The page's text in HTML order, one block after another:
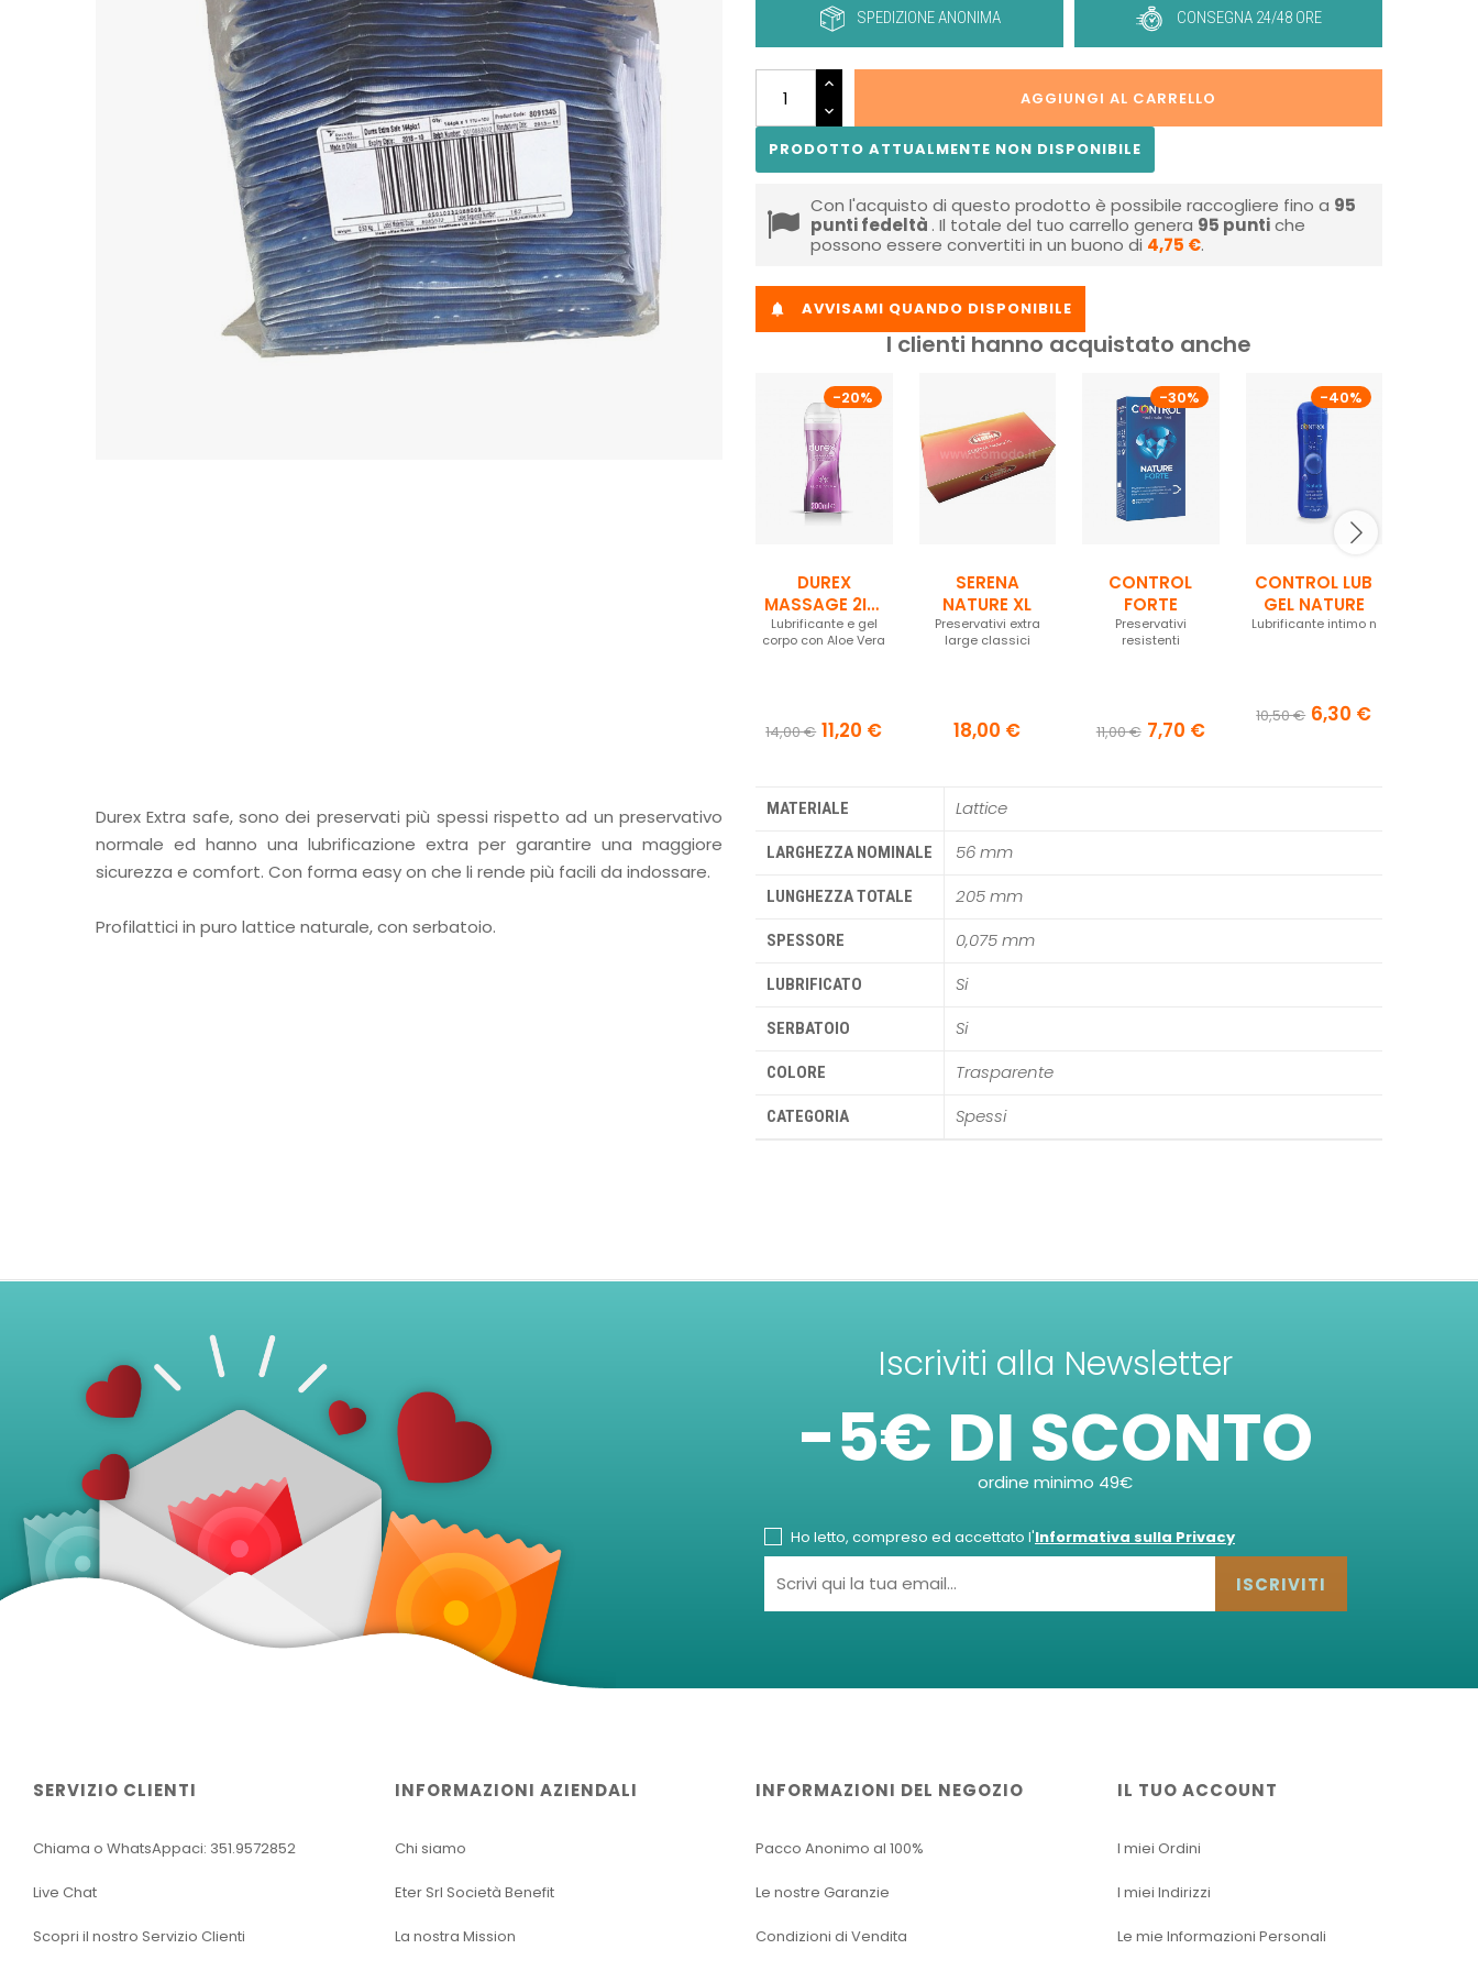
SPEDIZIONE ANONIMA CONSEGNA 24/48 ORE
AGGIUNGI AL CARRELLO
PRODOTTO ATTUALMENTE NON DISPONIBILE
Con l'acquisto di questo prodotto è possibile raccogliere fino a 95
punti fedeltà . Il totale del tuo carrello genera 95 puntiche
possono essere convertiti in un buono di 4,75 €.
 AVVISAMI QUANDO DISPONIBILE
I clienti hanno acquistato anche
-20%
DUREX
MASSAGE 2IN1
- ALOE VERA
Lubrificante e gel
corpo con Aloe Vera
14,00 € 11,20 €
SERENA
NATURE XL
Preservativi extra
large classici
18,00 €
-30%
CONTROL
FORTE
Preservativi
resistenti
11,00 € 7,70 €
-40%
CONTROL LUB
GEL NATURE
Lubrificante intimo neutro
10,50 € 6,30 €
Durex Extra safe, sono dei preservati più spessi rispetto ad un preservativo
normale ed hanno una lubrificazione extra per garantire una maggiore
sicurezza e comfort. Con forma easy on che li rende più facili da indossare.
Profilattici in puro lattice naturale, con serbatoio.
MATERIALE Lattice
LARGHEZZA NOMINALE 56 mm
LUNGHEZZA TOTALE 205 mm
SPESSORE 0,075 mm
LUBRIFICATO Si
SERBATOIO Si
COLORE Trasparente
CATEGORIA Spessi
Iscriviti alla Newsletter
-5€ DI SCONTO
ordine minimo 49€
Ho letto, compreso ed accettato l'Informativa sulla Privacy
ISCRIVITI
SERVIZIO CLIENTI
Chiama o WhatsAppaci: 351.9572852
Live Chat
Scopri il nostro Servizio Clienti
INFORMAZIONI AZIENDALI
Chi siamo
Eter Srl Società Benefit
La nostra Mission
INFORMAZIONI DEL NEGOZIO
Pacco Anonimo al 100%
Le nostre Garanzie
Condizioni di Vendita
IL TUO ACCOUNT
I miei Ordini
I miei Indirizzi
Le mie Informazioni Personali